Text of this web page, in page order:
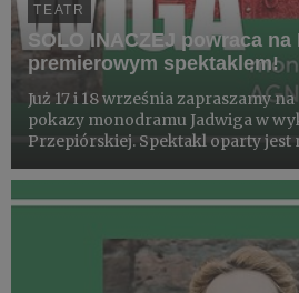
TEATR
SOLO INACZEJ powraca
premierowym spektaklem!
Już 17 i 18 września zapraszamy
pokazy monodramu Jadwiga w
Przepiórskiej. Spektakl oparty jest